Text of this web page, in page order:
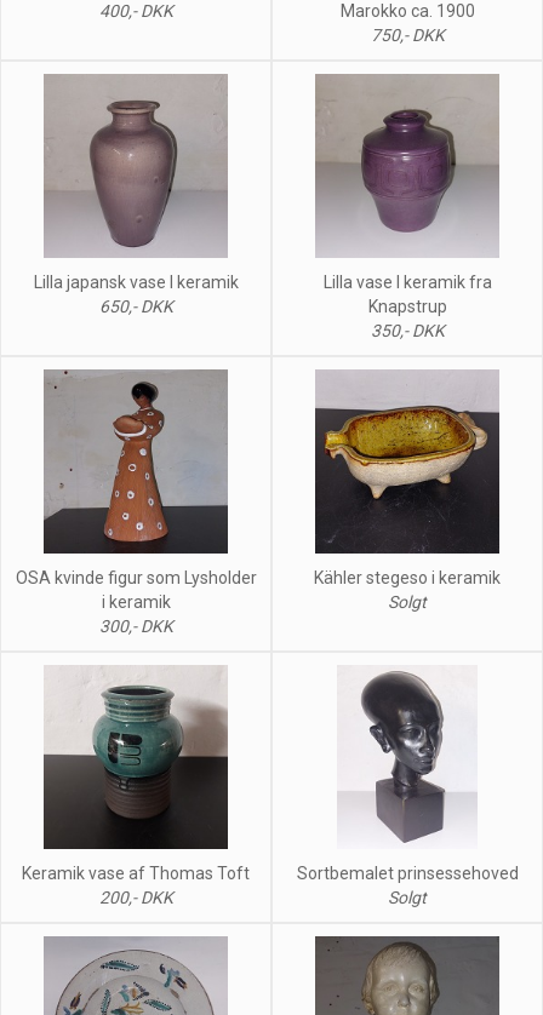
400,- DKK
Marokko ca. 1900
750,- DKK
Lilla japansk vase I keramik
650,- DKK
Lilla vase I keramik fra
Knapstrup
350,- DKK
OSA kvinde figur som Lysholder
i keramik
300,- DKK
Kähler stegeso i keramik
Solgt
Keramik vase af Thomas Toft
200,- DKK
Sortbemalet prinsessehoved
Solgt